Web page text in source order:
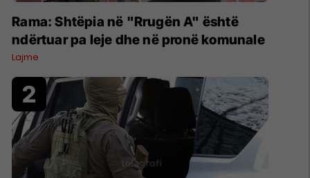
Rama: Shtëpia në "Rrugën A" është
ndërtuar pa leje dhe në pronë komunale
Lajme